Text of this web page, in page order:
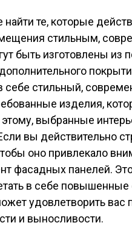
те, которые
стильным,
быть изготовлены из
себе стильный,
изделия,
этому, выбранные
вы действительно
оно привлекало
фасадных панелей.
в себе повышенные
удовлетворить
и выносливости.